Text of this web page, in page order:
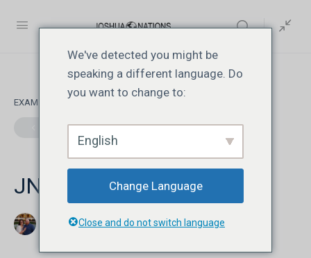
EXAM 1
JN115 | Lesson 5 | Quiz
Jonathan David Livesay agosto 8, 2026
We've detected you might be
speaking a different language. Do
you want to change to:
English
Change Language
Close and do not switch language